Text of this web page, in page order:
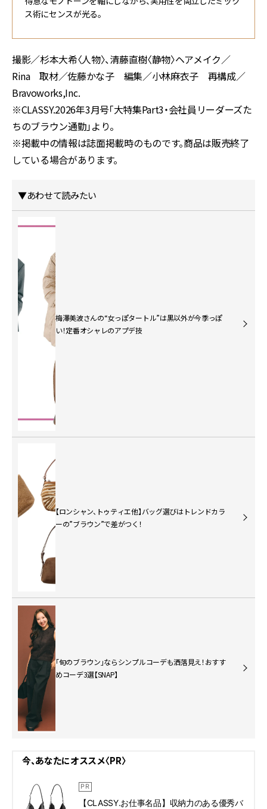
ス術にセンスが光る。
撮影／杉本大希〈人物〉、清藤直樹〈静物〉ヘアメイク／
Rina 取材／佐藤かな子 編集／小林麻衣子 再構成／
Bravoworks,Inc.
※CLASSY.2026年3月号「大特集Part3・会社員リーダーズた
ちのブラウン通勤」より。
※掲載中の情報は誌面掲載時のものです。商品は販売終了
している場合があります。
▼あわせて読みたい
梅澤美波さんの“女っぽタートル”は黒以外が今季っぽ
い！定番オシャレのアプデ技
【ロンシャン、トゥティエ他】バッグ選びはトレンドカラ
ーの”ブラウン”で差がつく！
「旬のブラウン」ならシンプルコーデも洒落見え！おすす
めコーデ3選【SNAP】
今、あなたにオススメ〈PR〉
【CLASSY.お仕事名品】収納力のある優秀バ